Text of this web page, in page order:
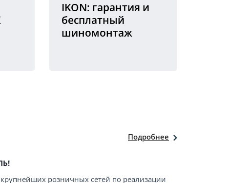
IKON: гарантия и
бесплатный
шиномонтаж
Подробнее
розничных сетей по реализации